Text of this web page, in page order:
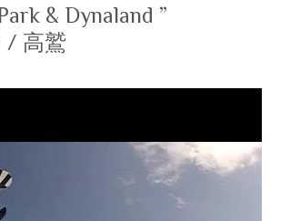
& Dynaland ”
/ 高鷲